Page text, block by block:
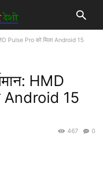
Pulse Pro को मिला Android 15
HMD
Android 15
0
467